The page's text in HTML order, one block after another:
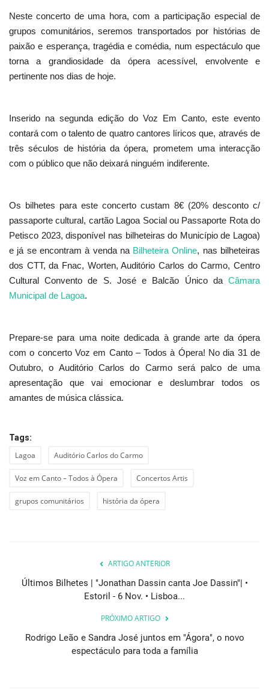
Neste concerto de uma hora, com a participação especial de
grupos comunitários, seremos transportados por histórias de
paixão e esperança, tragédia e comédia, num espectáculo que
torna a grandiosidade da ópera acessível, envolvente e
pertinente nos dias de hoje.
Inserido na segunda edição do Voz Em Canto, este evento
contará com o talento de quatro cantores líricos que, através de
três séculos de história da ópera, prometem uma interacção
com o público que não deixará ninguém indiferente.
Os bilhetes para este concerto custam 8€ (20% desconto c/
passaporte cultural, cartão Lagoa Social ou Passaporte Rota do
Petisco 2023, disponível nas bilheteiras do Município de Lagoa)
e já se encontram à venda na Bilheteira Online, nas bilheteiras
dos CTT, da Fnac, Worten, Auditório Carlos do Carmo, Centro
Cultural Convento de S. José e Balcão Único da Câmara
Municipal de Lagoa.
Prepare-se para uma noite dedicada à grande arte da ópera
com o concerto Voz em Canto – Todos à Ópera! No dia 31 de
Outubro, o Auditório Carlos do Carmo será palco de uma
apresentação que vai emocionar e deslumbrar todos os
amantes de música clássica.
Tags:
Lagoa Auditório Carlos do Carmo
Voz em Canto – Todos à Ópera Concertos Artis
grupos comunitários história da ópera
ARTIGO ANTERIOR
Últimos Bilhetes | "Jonathan Dassin canta Joe Dassin"| •
Estoril - 6 Nov. • Lisboa...
PRÓXIMO ARTIGO
Rodrigo Leão e Sandra José juntos em "Ágora", o novo
espectáculo para toda a família